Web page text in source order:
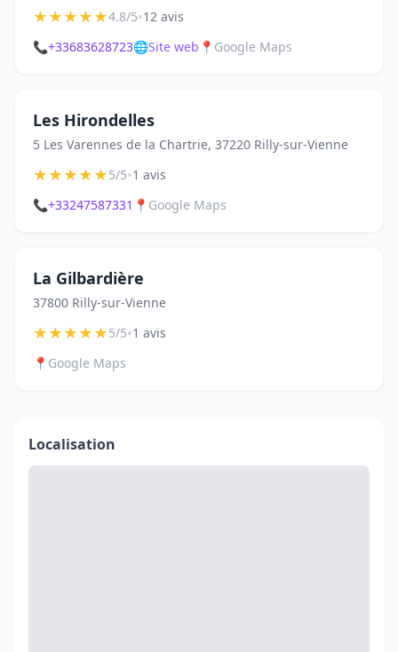
★★★★★4.8/5•12 avis
📞+33683628723🌐Site web 📍 Google Maps
Les Hirondelles
5 Les Varennes de la Chartrie, 37220 Rilly-sur-Vienne
★★★★★5/5•1 avis
📞+33247587331 📍 Google Maps
La Gilbardière
37800 Rilly-sur-Vienne
★★★★★5/5•1 avis
📍 Google Maps
Localisation